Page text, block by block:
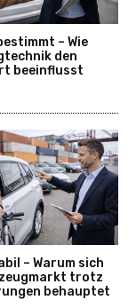
– Wie
den
beeinflusst
– Warum sich
trotz
behauptet